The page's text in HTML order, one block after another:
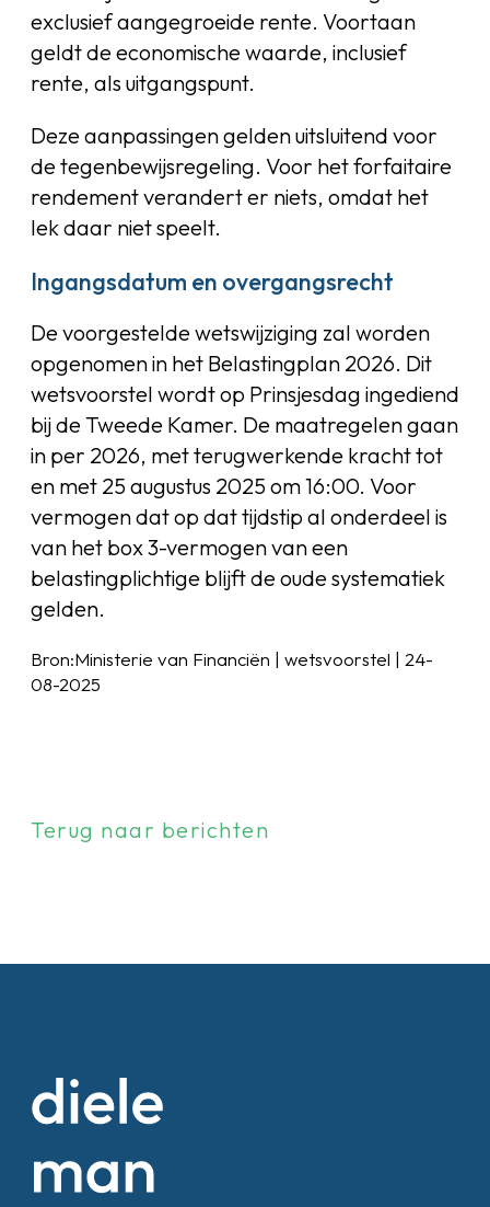
exclusief aangegroeide rente. Voortaan
geldt de economische waarde, inclusief
rente, als uitgangspunt.
Deze aanpassingen gelden uitsluitend voor
de tegenbewijsregeling. Voor het forfaitaire
rendement verandert er niets, omdat het
lek daar niet speelt.
Ingangsdatum en overgangsrecht
De voorgestelde wetswijziging zal worden
opgenomen in het Belastingplan 2026. Dit
wetsvoorstel wordt op Prinsjesdag ingediend
bij de Tweede Kamer. De maatregelen gaan
in per 2026, met terugwerkende kracht tot
en met 25 augustus 2025 om 16:00. Voor
vermogen dat op dat tijdstip al onderdeel is
van het box 3-vermogen van een
belastingplichtige blijft de oude systematiek
gelden.
Bron:Ministerie van Financiën | wetsvoorstel | 24-
08-2025
Terug naar berichten